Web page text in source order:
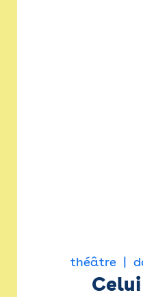
théâtre